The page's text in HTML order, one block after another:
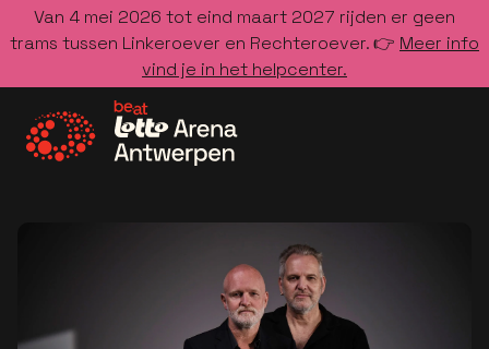
Van 4 mei 2026 tot eind maart 2027 rijden er geen
trams tussen Linkeroever en Rechteroever. 👉 Meer info
vind je in het helpcenter.